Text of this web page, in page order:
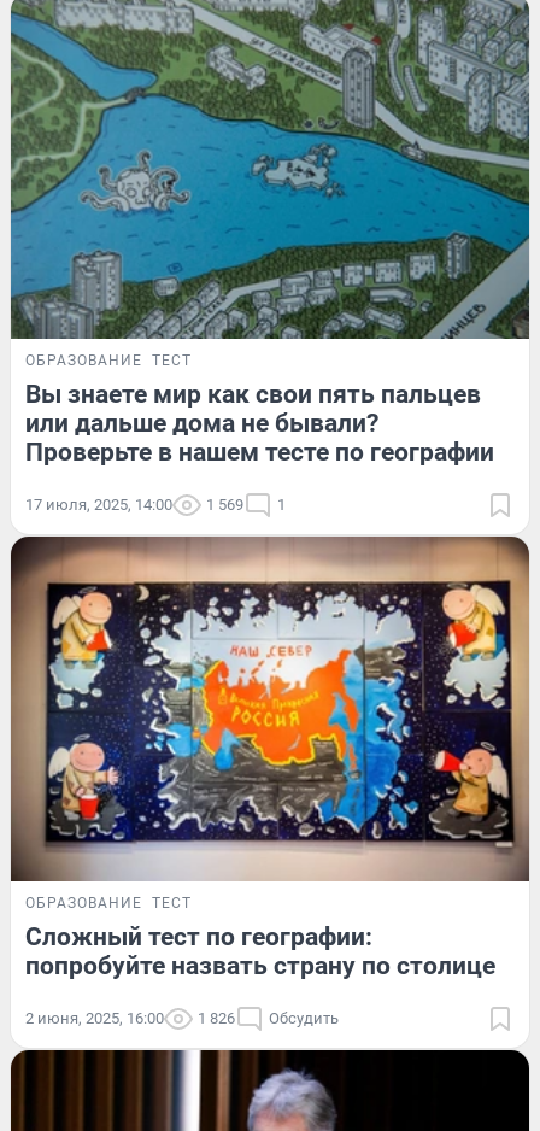
ОБРАЗОВАНИЕ ТЕСТ
Вы знаете мир как свои пять пальцев
или дальше дома не бывали?
Проверьте в нашем тесте по географии
17 июля, 2025, 14:00 1 569 1
ОБРАЗОВАНИЕ ТЕСТ
Сложный тест по географии:
попробуйте назвать страну по столице
2 июня, 2025, 16:00 1 826 Обсудить